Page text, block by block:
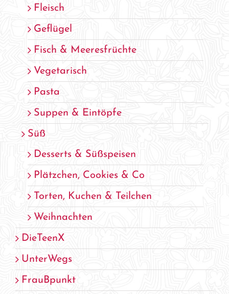
Fleisch
Geflügel
Fisch & Meeresfrüchte
Vegetarisch
Pasta
Suppen & Eintöpfe
Süß
Desserts & Süßspeisen
Plätzchen, Cookies & Co
Torten, Kuchen & Teilchen
Weihnachten
DieTeenX
UnterWegs
FrauBpunkt